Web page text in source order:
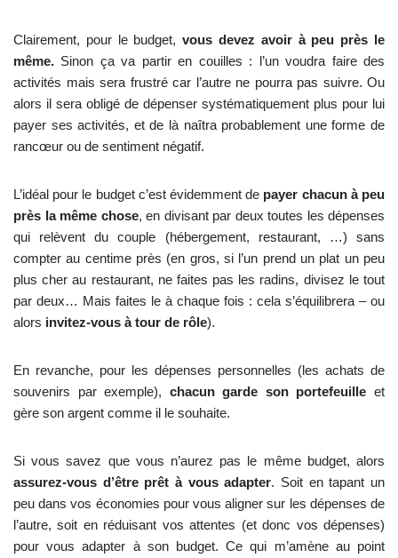
Clairement, pour le budget,vous devez avoir à peu près le
même. Sinon ça va partir en couilles : l’un voudra faire des
activités mais sera frustré car l’autre ne pourra pas suivre. Ou
alors il sera obligé de dépenser systématiquement plus pour lui
payer ses activités, et de là naîtra probablement une forme de
rancœur ou de sentiment négatif.
L’idéal pour le budget c’est évidemment de payer chacun à peu
près la même chose, en divisant par deux toutes les dépenses
qui relèvent du couple (hébergement, restaurant, …) sans
compter au centime près (en gros, si l’un prend un plat un peu
plus cher au restaurant, ne faites pas les radins, divisez le tout
par deux… Mais faites le à chaque fois : cela s’équilibrera – ou
alors invitez-vous à tour de rôle).
En revanche, pour les dépenses personnelles (les achats de
souvenirs par exemple), chacun garde son portefeuille et
gère son argent comme il le souhaite.
Si vous savez que vous n’aurez pas le même budget, alors
assurez-vous d’être prêt à vous adapter. Soit en tapant un
peu dans vos économies pour vous aligner sur les dépenses de
l’autre, soit en réduisant vos attentes (et donc vos dépenses)
pour vous adapter à son budget. Ce qui m’amène au point